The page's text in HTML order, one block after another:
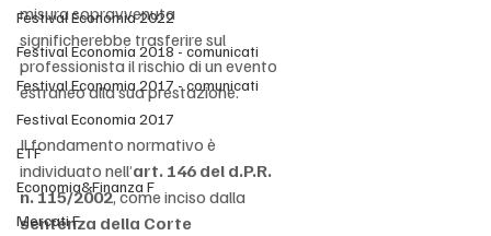
Festival Economia 2022
Festival Economia 2018 - comunicati
Festival Economia 2017 - comunicati
Festival Economia 2017
ETF
Economia&Finanza F
Mercati F
misura sopravvenuta
significherebbe trasferire sul
professionista il rischio di un evento
estraneo alla sua prestazione.
Il fondamento normativo è
individuato nell’art. 146 del d.P.R.
n. 115/2002, come inciso dalla
sentenza della Corte